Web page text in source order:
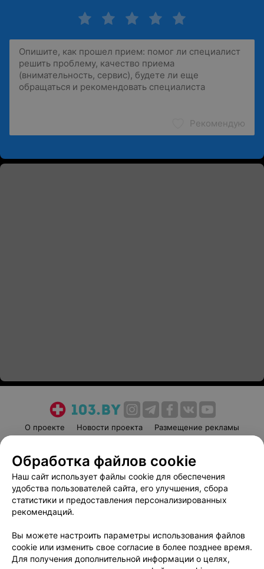
Рекомендую
О проекте Новости проекта
Размещение рекламы
Пользовательское соглашение
Способы оплаты
Вакансии
Партнеры
Написать руководителю 103.by
Обработка персональных данных
Обработка файлов cookie
Наш сайт использует файлы cookie для обеспечения
удобства пользователей сайта, его улучшения, сбора
статистики и предоставления персонализированных
рекомендаций.
Вы можете настроить параметры использования файлов
cookie или изменить свое согласие в более позднее время.
Для получения дополнительной информации о целях,